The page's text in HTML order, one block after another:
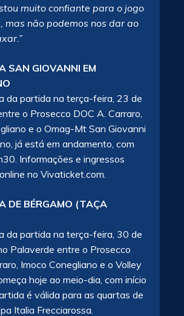
muito confiante para o jogo
mas não podemos nos dar ao
SAN GIOVANNI EM
da partida na terça-feira, 23 de
o Prosecco DOC A. Carraro,
e o Omag-Mt San Giovanni
já está em andamento, com
Informações e ingressos
no Vivaticket.com.
DE BÉRGAMO (TAÇA
da partida na terça-feira, 30 de
Palaverde entre o Prosecco
Imoco Conegliano e o Volley
hoje ao meio-dia, com início
é válida para as quartas de
Italia Frecciarossa.